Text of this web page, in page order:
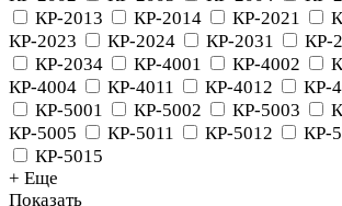
КР-2013
КР-2014 КР-2021
КР-2023
КР-2024 КР-2031 КР-
КР-2034
КР-4001 КР-4002
КР-4004
КР-4011 КР-4012 КР-
КР-5001
КР-5002 КР-5003
КР-5005
КР-5011 КР-5012 КР-
КР-5015
+ Еще
Показать